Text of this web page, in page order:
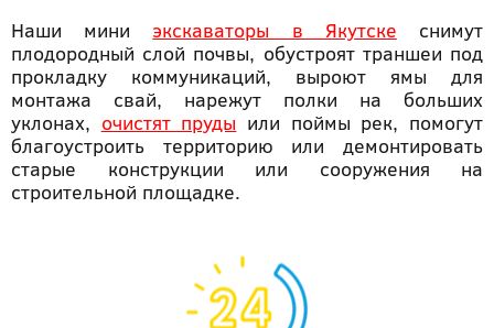
Наши миниэкскаваторы в Якутске снимут
плодородный слой почвы, обустроят траншеи под
прокладку коммуникаций, выроют ямы для
монтажа свай, нарежут полки на больших
уклонах, очистят пруды или поймы рек, помогут
благоустроить территорию или демонтировать
старые конструкции или сооружения на
строительной площадке.